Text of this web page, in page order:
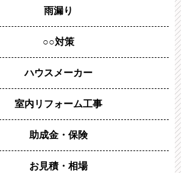
雨漏り
○○対策
ハウスメーカー
室内リフォーム工事
助成金・保険
お見積・相場